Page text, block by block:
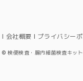
会社概要 プライバシー
©検便検査・腸内細菌検査キ